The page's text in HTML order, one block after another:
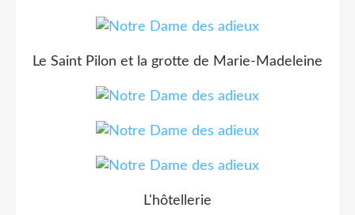
Le Saint Pilon et la grotte de Marie-Madeleine
L'hôtellerie